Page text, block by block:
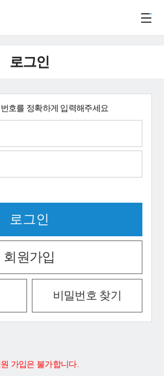
로그인
호를 정확하게 입력해주세요
회원가입
비밀번호 찾기
가입은 불가합니다.